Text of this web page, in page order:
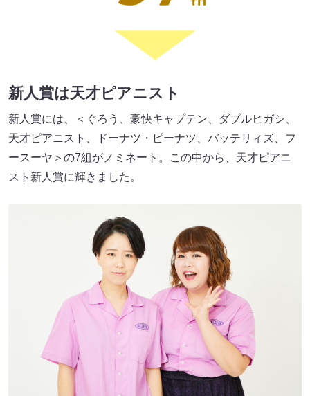
新人賞は天才ピアニスト
新人賞には、＜ぐろう、豪快キャプテン、ダブルヒガシ、
天才ピアニスト、ドーナツ・ピーナツ、バッテリィズ、フ
ースーヤ＞の7組がノミネート。この中から、天才ピアニ
スト新人賞に輝きました。